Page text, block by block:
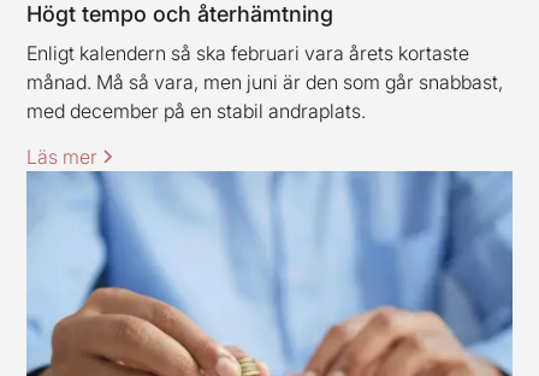
Högt tempo och återhämtning
Enligt kalendern så ska februari vara årets kortaste
månad. Må så vara, men juni är den som går snabbast,
med december på en stabil andraplats.
Läs mer